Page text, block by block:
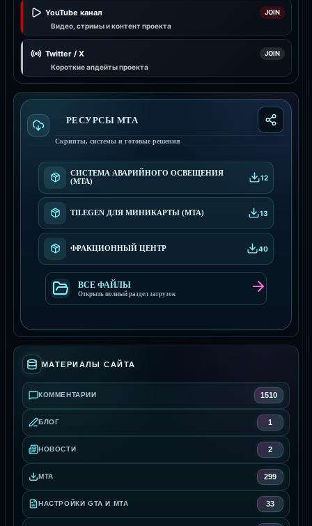
YouTube канал JOIN
Видео, стримы и контент проекта
Twitter / X JOIN
Короткие апдейты проекта
РЕСУРСЫ МТА
Скрипты, системы и готовые решения
СИСТЕМА АВАРИЙНОГО ОСВЕЩЕНИЯ
(MTA)
12
TILEGEN ДЛЯ МИНИКАРТЫ (MTA) 13
ФРАКЦИОННЫЙ ЦЕНТР 40
ВСЕ ФАЙЛЫ
Открыть полный раздел загрузок
МАТЕРИАЛЫ САЙТА
КОММЕНТАРИИ 1510
БЛОГ 1
НОВОСТИ 2
MTA 299
НАСТРОЙКИ GTA И MTA 33